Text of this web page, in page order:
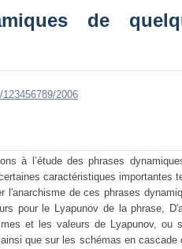
de
2006
à l’étude des phrases
caractéristiques importantes
l'anarchisme de ces phrases
pour le Lyapunov de la phrase,
et les valeurs de Lyapunov, ou
que sur les schémas en